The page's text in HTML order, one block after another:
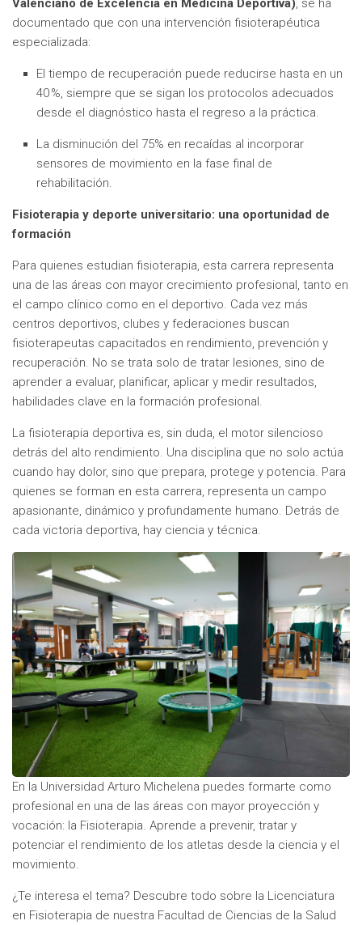
documentado que con una intervención fisioterapéutica
especializada:
El tiempo de recuperación puede reducirse hasta en un
40 %, siempre que se sigan los protocolos adecuados
desde el diagnóstico hasta el regreso a la práctica.
La disminución del 75% en recaídas al incorporar
sensores de movimiento en la fase final de
rehabilitación.
Fisioterapia y deporte universitario: una oportunidad de
formación
Para quienes estudian fisioterapia, esta carrera representa
una de las áreas con mayor crecimiento profesional, tanto en
el campo clínico como en el deportivo. Cada vez más
centros deportivos, clubes y federaciones buscan
fisioterapeutas capacitados en rendimiento, prevención y
recuperación. No se trata solo de tratar lesiones, sino de
aprender a evaluar, planificar, aplicar y medir resultados,
habilidades clave en la formación profesional.
La fisioterapia deportiva es, sin duda, el motor silencioso
detrás del alto rendimiento. Una disciplina que no solo actúa
cuando hay dolor, sino que prepara, protege y potencia. Para
quienes se forman en esta carrera, representa un campo
apasionante, dinámico y profundamente humano. Detrás de
cada victoria deportiva, hay ciencia y técnica.
En la Universidad Arturo Michelena puedes formarte como
profesional en una de las áreas con mayor proyección y
vocación: la Fisioterapia. Aprende a prevenir, tratar y
potenciar el rendimiento de los atletas desde la ciencia y el
movimiento.
¿Te interesa el tema? Descubre todo sobre la Licenciatura
en Fisioterapia de nuestra Facultad de Ciencias de la Salud